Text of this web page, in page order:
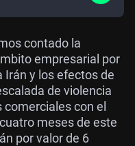
contado la
empresarial por
Irán y los efectos de
de violencia
con el
meses de este
por valor de 6